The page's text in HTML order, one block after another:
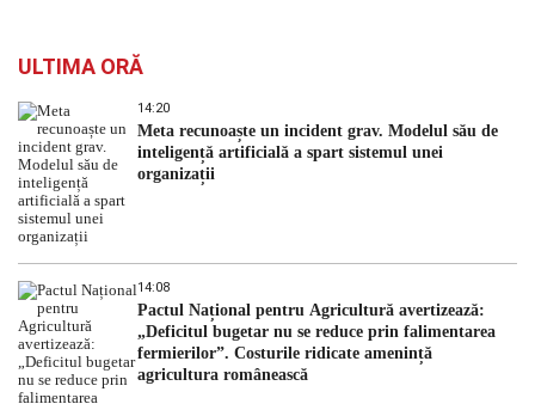
ULTIMA ORĂ
14:20
Meta recunoaște un incident grav. Modelul său de
inteligență artificială a spart sistemul unei
organizații
14:08
Pactul Național pentru Agricultură avertizează:
„Deficitul bugetar nu se reduce prin falimentarea
fermierilor”. Costurile ridicate amenință
agricultura românească